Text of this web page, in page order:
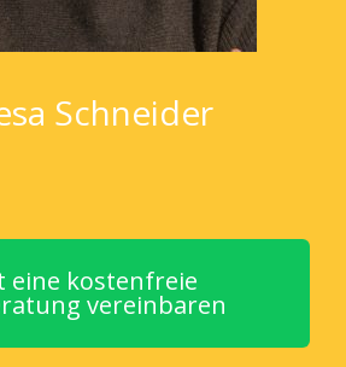
Schneider
eine kostenfreie
vereinbaren